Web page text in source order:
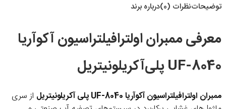
توضیحاتنظرات (0) درباره برند
معرفی ممبران اولترافیلتراسیون آکوآریا
UF-8040 پلی‌آکریلونیتریل
ممبران اولترافیلتراسیون آکوآریا UF-8040 پلی آکریلونیتریل
از سری